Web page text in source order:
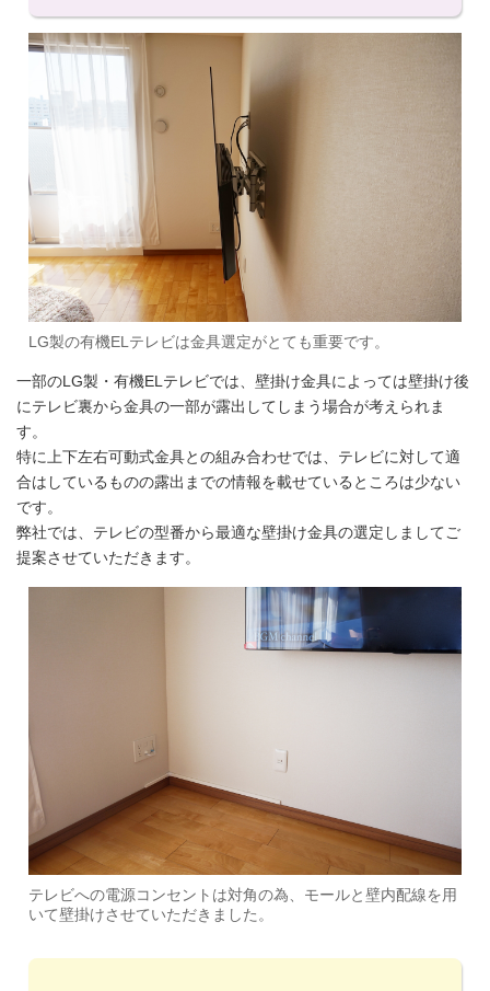
LG製の有機ELテレビは金具選定がとても重要です。
一部のLG製・有機ELテレビでは、壁掛け金具によっては壁掛け後
にテレビ裏から金具の一部が露出してしまう場合が考えられま
す。
特に上下左右可動式金具との組み合わせでは、テレビに対して適
合はしているものの露出までの情報を載せているところは少ない
です。
弊社では、テレビの型番から最適な壁掛け金具の選定しましてご
提案させていただきます。
テレビへの電源コンセントは対角の為、モールと壁内配線を用
いて壁掛けさせていただきました。